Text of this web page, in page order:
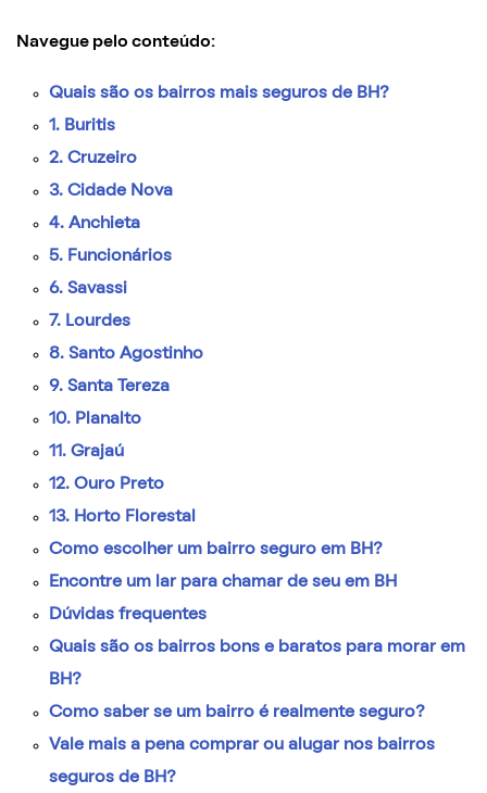
Navegue pelo conteúdo:
Quais são os bairros mais seguros de BH?
1. Buritis
2. Cruzeiro
3. Cidade Nova
4. Anchieta
5. Funcionários
6. Savassi
7. Lourdes
8. Santo Agostinho
9. Santa Tereza
10. Planalto
11. Grajaú
12. Ouro Preto
13. Horto Florestal
Como escolher um bairro seguro em BH?
Encontre um lar para chamar de seu em BH
Dúvidas frequentes
Quais são os bairros bons e baratos para morar em
BH?
Como saber se um bairro é realmente seguro?
Vale mais a pena comprar ou alugar nos bairros
seguros de BH?